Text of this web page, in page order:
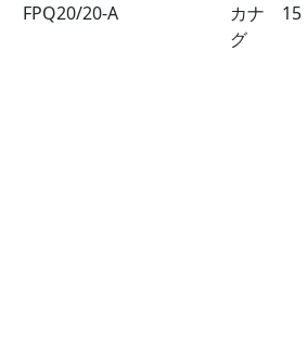
FPQ20/20-A
カナ
グ
15